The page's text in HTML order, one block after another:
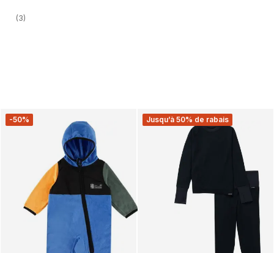
(3)
-50% Jusqu’à 50% de rabais